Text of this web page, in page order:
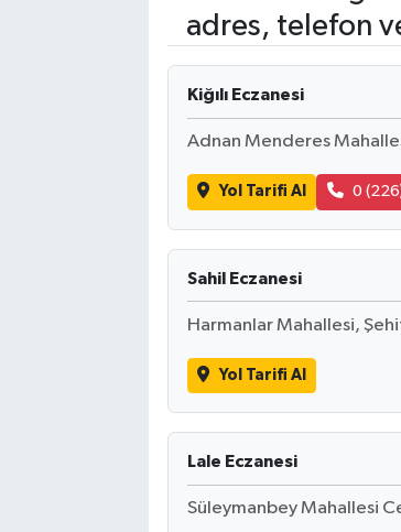
adres, telefon
Kiğılı Eczanesi
Adnan Menderes
Yol Tarifi Al 0
Sahil Eczanesi
Harmanlar Mahallesi,
Yol Tarifi Al
Lale Eczanesi
Süleymanbey Mahallesi